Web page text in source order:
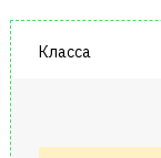
Класса